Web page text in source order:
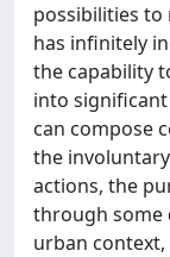
possibilities
has infinitely
the capability
into
can compose
the
actions, the
through some
urban